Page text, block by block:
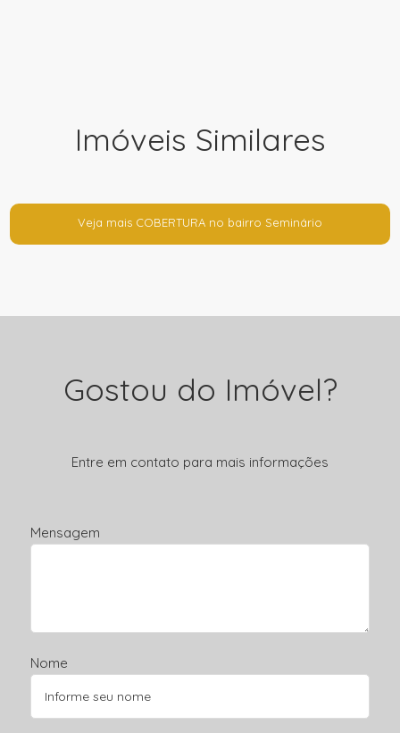
Imóveis Similares
Veja mais COBERTURA no bairro Seminário
Gostou do Imóvel?
Entre em contato para mais informações
Mensagem
Nome